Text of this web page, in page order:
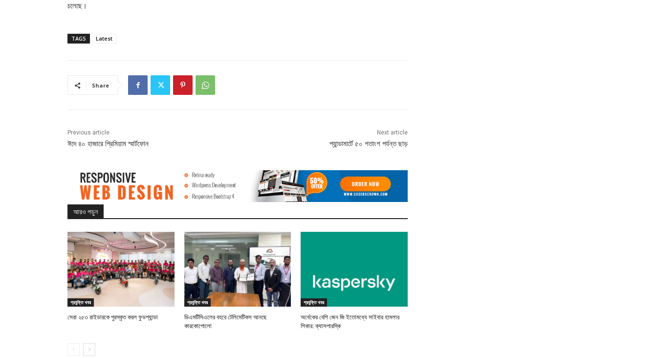
চলেছে।
TAGS Latest
Share
Previous article
ঈদে ৪০ হাজারে প্রিমিয়াম স্মার্টফোন
Next article
প্যান্ডামার্টে ৫০ শতাংশ পর্যন্ত ছাড়
আরও পড়ুন
প্রযুক্তি খবর
সেরা ২৫৩ রাইডারকে পুরস্কৃত করল ফুডপ্যান্ডা
প্রযুক্তি খবর
ডিএমটিসিএলের বহরে টেলিমেটিকস আনছে
কারকোপোলো
প্রযুক্তি খবর
অর্ধেকের বেশি জেন জি ইতোমধ্যে সাইবার হামলার
শিকার: ক্যাসপারস্কি